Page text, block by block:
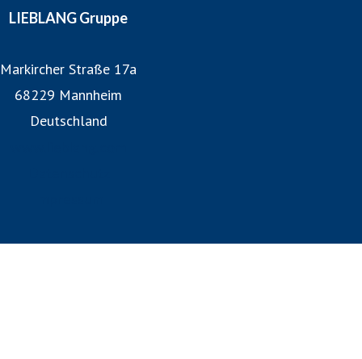
LIEBLANG Gruppe
Markircher Straße 17a
68229 Mannheim
Deutschland